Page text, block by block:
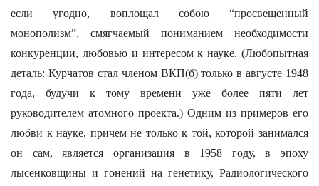
если угодно, воплощал собою “просвещенный
монополизм”, смягчаемый пониманием необходимости
конкуренции, любовью и интересом к науке. (Любопытная
деталь: Курчатов стал членом ВКП(б) только в августе 1948
года, будучи к тому времени уже более пяти лет
руководителем атомного проекта.) Одним из примеров его
любви к науке, причем не только к той, которой занимался
он сам, является организация в 1958 году, в эпоху
лысенковщины и гонений на генетику, Радиологического